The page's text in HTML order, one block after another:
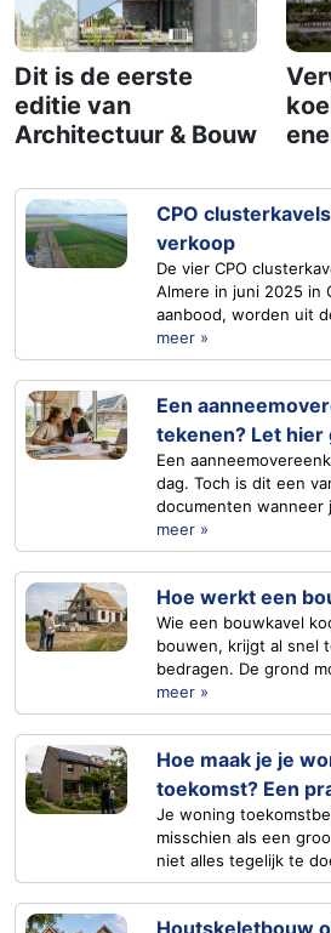
Dit is de eerste
editie van
Architectuur & Bouw
CPO
verkoop
De vier CPO
Almere in juni 2025 in
aanbood, worden uit
meer »
Een
tekenen? Let hier
Een
dag. Toch is dit een
documenten wanneer
meer »
Hoe werkt een
Wie een bouwkavel
bouwen, krijgt al snel
bedragen. De grond
meer »
Hoe maak je je
toekomst? Een
Je woning
misschien als een
niet alles tegelijk te